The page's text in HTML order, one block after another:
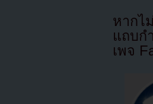
หากไ
แถบก
เพจ